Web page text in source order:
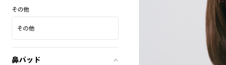
その他
その他
鼻パッド